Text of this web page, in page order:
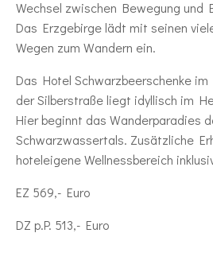
Wechsel zwischen Bewegung und
Das Erzgebirge lädt mit seinen
Wegen zum Wandern ein.
Das Hotel Schwarzbeerschenke
der Silberstraße liegt idyllisch im
Hier beginnt das Wanderparadies
Schwarzwassertals. Zusätzliche
hoteleigene Wellnessbereich
EZ 569,- Euro
DZ p.P. 513,- Euro